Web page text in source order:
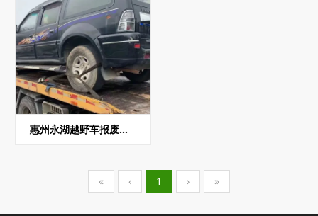
惠州永湖越野车报废回收
« ‹ 1 › »